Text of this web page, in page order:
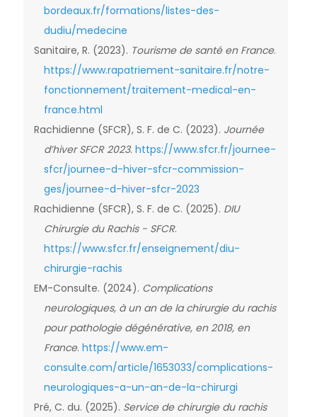
bordeaux.fr/formations/listes-des-
dudiu/medecine
Sanitaire, R. (2023). Tourisme de santé en France.
https://www.rapatriement-sanitaire.fr/notre-
fonctionnement/traitement-medical-en-
france.html
Rachidienne (SFCR), S. F. de C. (2023). Journée
d’hiver SFCR 2023. https://www.sfcr.fr/journee-
sfcr/journee-d-hiver-sfcr-commission-
ges/journee-d-hiver-sfcr-2023
Rachidienne (SFCR), S. F. de C. (2025). DIU
Chirurgie du Rachis - SFCR.
https://www.sfcr.fr/enseignement/diu-
chirurgie-rachis
EM-Consulte. (2024). Complications
neurologiques, à un an de la chirurgie du rachis
pour pathologie dégénérative, en 2018, en
France. https://www.em-
consulte.com/article/1653033/complications-
neurologiques-a-un-an-de-la-chirurgi
Pré, C. du. (2025). Service de chirurgie du rachis